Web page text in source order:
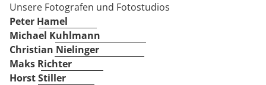
Unsere Fotografen und Fotostudios
Peter Hamel
Michael Kuhlmann
Christian Nielinger
Maks Richter
Horst Stiller